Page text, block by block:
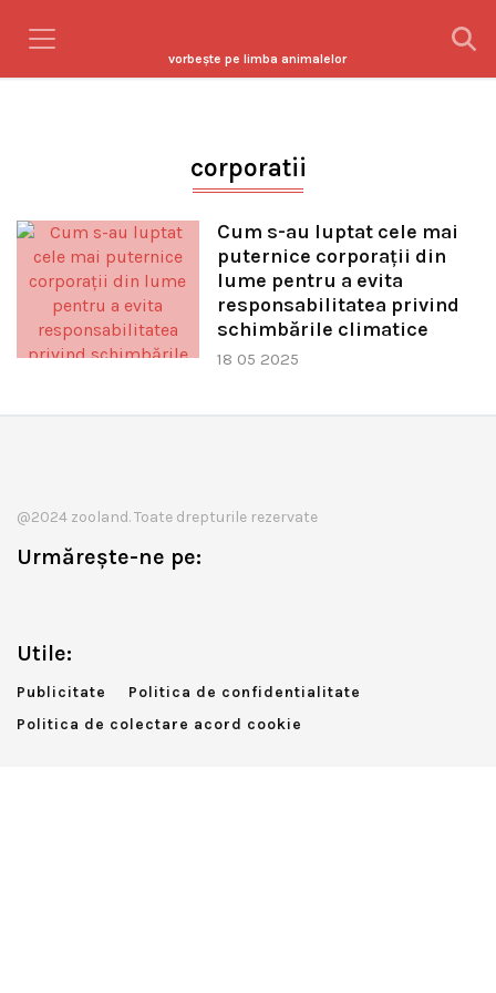
vorbeşte pe limba animalelor
corporatii
Cum s-au luptat cele mai
puternice corporații din
lume pentru a evita
responsabilitatea privind
schimbările climatice
18 05 2025
@2024 zooland. Toate drepturile rezervate
Urmărește-ne pe:
Utile:
Publicitate
Politica de confidentialitate
Politica de colectare acord cookie